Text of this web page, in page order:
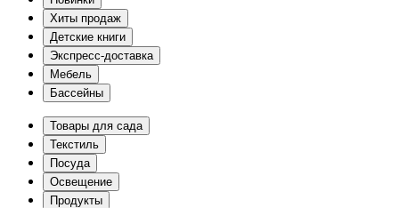
Хиты продаж
Детские книги
Экспресс-доставка
Мебель
Бассейны
Товары для сада
Текстиль
Посуда
Освещение
Продукты